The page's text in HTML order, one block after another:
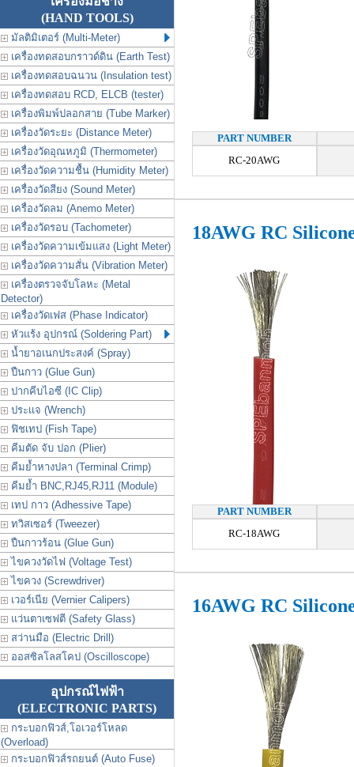
(HAND TOOLS)
มัลติมิเตอร์ (Multi-Meter)
เครื่องทดสอบกราวด์ดิน (Earth Test)
เครื่องทดสอบฉนวน (Insulation test)
เครื่องทดสอบ RCD, ELCB (tester)
เครื่องพิมพ์ปลอกสาย (Tube Marker)
เครื่องวัดระยะ (Distance Meter)
เครื่องวัดอุณหภูมิ (Thermometer)
เครื่องวัดความชื้น (Humidity Meter)
เครื่องวัดสียง (Sound Meter)
เครื่องวัดลม (Anemo Meter)
เครื่องวัดรอบ (Tachometer)
เครื่องวัดความเข้มแสง (Light Meter)
เครื่องวัดความสั่น (Vibration Meter)
เครื่องตรวจจับโลหะ (Metal
Detector)
เครื่องวัดเฟส (Phase Indicator)
หัวแร้ง อุปกรณ์ (Soldering Part)
น้ำยาอเนกประสงค์ (Spray)
ปืนกาว (Glue Gun)
ปากคีบไอซี (IC Clip)
ประเเจ (Wrench)
ฟิชเทป (Fish Tape)
คีมตัด จับ ปอก (Plier)
คีมย้ำหางปลา (Terminal Crimp)
คีมย้ำ BNC,RJ45,RJ11 (Module)
เทป กาว (Adhessive Tape)
ทวิสเซอร์ (Tweezer)
ปืนกาวร้อน (Glue Gun)
ไขควงวัดไฟ (Voltage Test)
ไขควง (Screwdriver)
เวอร์เนีย (Vernier Calipers)
แว่นตาเซฟตี (Safety Glass)
สว่านมือ (Electric Drill)
ออสซิลโลสโคป (Oscilloscope)
อุปกรณ์ไฟฟ้า
(ELECTRONIC PARTS)
กระบอกฟิวส์,โอเวอร์โหลด
(Overload)
กระบอกฟิวส์รถยนต์ (Auto Fuse)
PART NUMBER
RC-20AWG
18AWG RC
PART NUMBER
RC-18AWG
16AWG RC